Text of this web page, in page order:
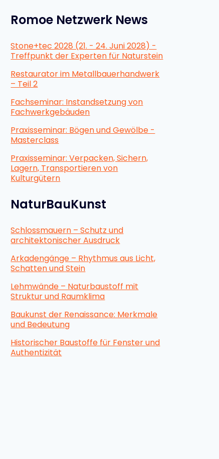
Romoe Netzwerk News
Stone+tec 2028 (21. - 24. Juni 2028) -
Treffpunkt der Experten für Naturstein
Restaurator im Metallbauerhandwerk
– Teil 2
Fachseminar: Instandsetzung von
Fachwerkgebäuden
Praxisseminar: Bögen und Gewölbe -
Masterclass
Praxisseminar: Verpacken, Sichern,
Lagern, Transportieren von
Kulturgütern
NaturBauKunst
Schlossmauern – Schutz und
architektonischer Ausdruck
Arkadengänge – Rhythmus aus Licht,
Schatten und Stein
Lehmwände – Naturbaustoff mit
Struktur und Raumklima
Baukunst der Renaissance: Merkmale
und Bedeutung
Historischer Baustoffe für Fenster und
Authentizität